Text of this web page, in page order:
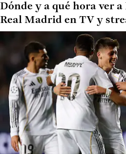
Dónde y a qué hora ver a
Real Madrid en TV y